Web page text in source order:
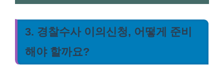
3. 경찰수사 이의신청, 어떻게 준비
해야 할까요?